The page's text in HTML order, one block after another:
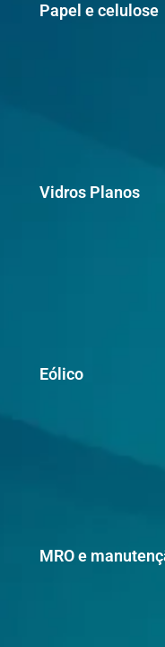
Papel e celulose
Vidros Planos
Eólico
MRO e